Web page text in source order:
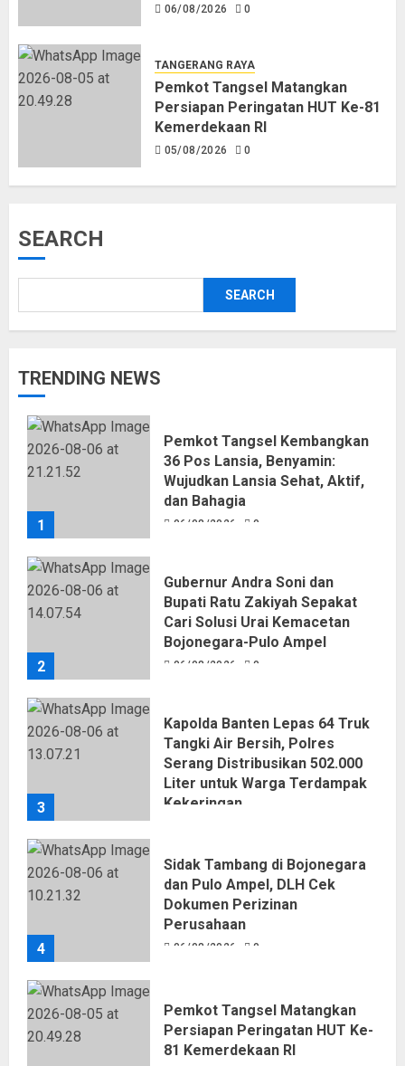
06/08/2026 0
TANGERANG RAYA
Pemkot Tangsel Matangkan
Persiapan Peringatan HUT Ke-81
Kemerdekaan RI
05/08/2026 0
SEARCH
SEARCH
TRENDING NEWS
1
Pemkot Tangsel Kembangkan
36 Pos Lansia, Benyamin:
Wujudkan Lansia Sehat, Aktif,
dan Bahagia
06/08/2026 0
2
Gubernur Andra Soni dan
Bupati Ratu Zakiyah Sepakat
Cari Solusi Urai Kemacetan
Bojonegara-Pulo Ampel
06/08/2026 0
3
Kapolda Banten Lepas 64 Truk
Tangki Air Bersih, Polres
Serang Distribusikan 502.000
Liter untuk Warga Terdampak
Kekeringan
4
Sidak Tambang di Bojonegara
dan Pulo Ampel, DLH Cek
Dokumen Perizinan
Perusahaan
06/08/2026 0
Pemkot Tangsel Matangkan
Persiapan Peringatan HUT Ke-
81 Kemerdekaan RI